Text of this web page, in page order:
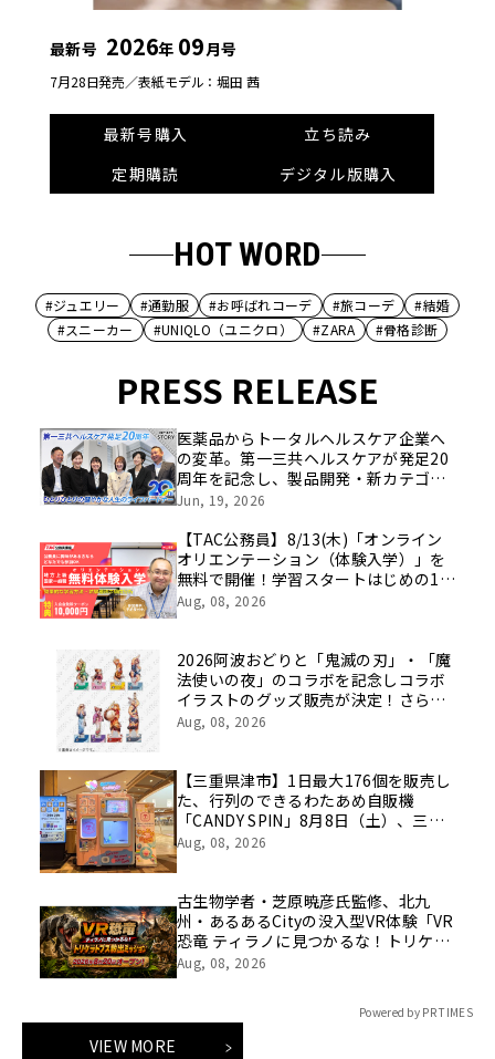
最新号 2026年 09月号
7月28日発売／表紙モデル：堀田 茜
最新号購入
立ち読み
定期購読
デジタル版購入
HOT WORD
#ジュエリー #通勤服 #お呼ばれコーデ #旅コーデ
#結婚
#スニーカー
#UNIQLO（ユニクロ） #ZARA #骨格診断
PRESS RELEASE
医薬品からトータルヘルスケア企業へ
の変革。第一三共ヘルスケアが発足20
周年を記念し、製品開発・新カテゴリ
挑戦の舞台や旧社統合時のエピソード
像を公開！
Jun, 19, 2026
【TAC公務員】8/13(木)「オンライン
オリエンテーション（体験入学）」を
無料で開催！学習スタートはじめの1
歩！
Aug, 08, 2026
2026阿波おどりと「鬼滅の刃」・「魔
法使いの夜」のコラボを記念しコラボ
イラストのグッズ販売が決定！さらに
ufotableがこれまでに手掛けた歴代阿
Aug, 08, 2026
【三重県津市】1日最大176個を販売し
た、行列のできるわたあめ自販機
「CANDY SPIN」8月8日（土）、三重
県津市のイオンモール津南に設置。
Aug, 08, 2026
古生物学者・芝原暁彦氏監修、北九
州・あるあるCityの没入型VR体験「VR
恐竜 ティラノに見つかるな！トリケラ
トプス救出ミッション」の制作を往来
Aug, 08, 2026
Powered by PR TIMES
VIEW MORE